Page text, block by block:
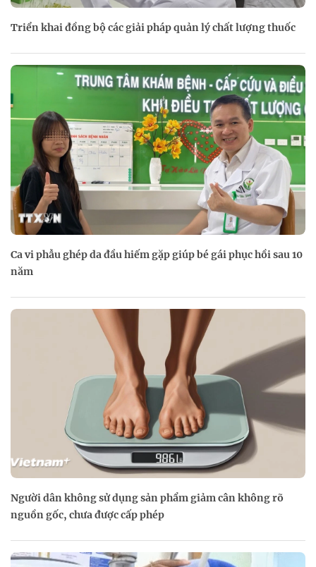
Triển khai đồng bộ các giải pháp quản lý chất lượng thuốc
Ca vi phẫu ghép da đầu hiếm gặp giúp bé gái phục hồi sau 10
năm
Người dân không sử dụng sản phẩm giảm cân không rõ
nguồn gốc, chưa được cấp phép